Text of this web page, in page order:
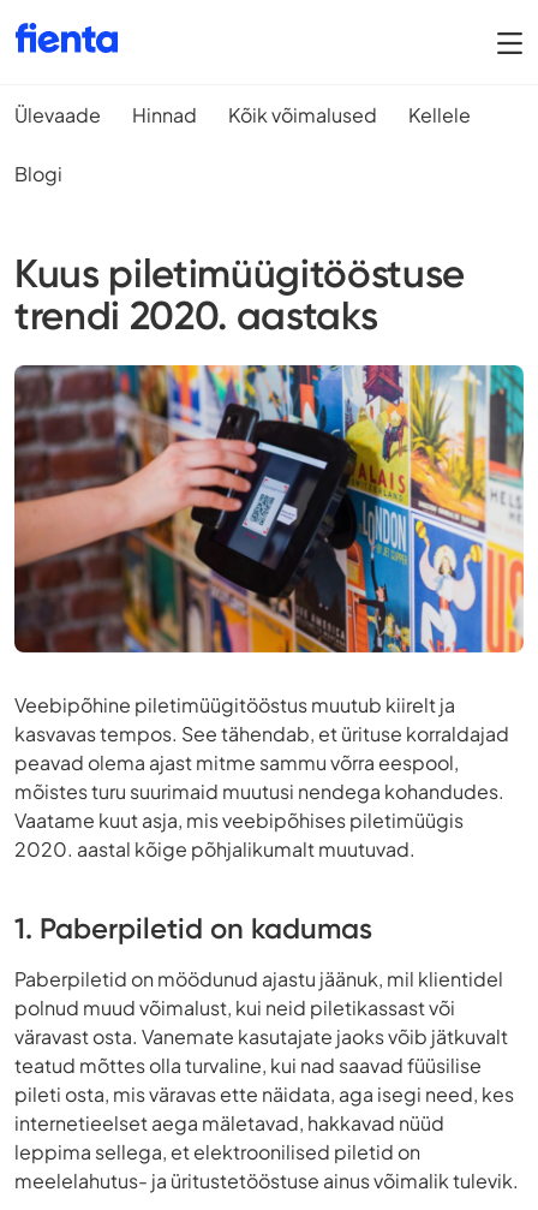
Ülevaade Hinnad Kõik võimalused Kellele
Blogi
Kuus piletimüügitööstuse
trendi 2020. aastaks
Veebipõhine piletimüügitööstus muutub kiirelt ja
kasvavas tempos. See tähendab, et ürituse korraldajad
peavad olema ajast mitme sammu võrra eespool,
mõistes turu suurimaid muutusi nendega kohandudes.
Vaatame kuut asja, mis veebipõhises piletimüügis
2020. aastal kõige põhjalikumalt muutuvad.
1. Paberpiletid on kadumas
Paberpiletid on möödunud ajastu jäänuk, mil klientidel
polnud muud võimalust, kui neid piletikassast või
väravast osta. Vanemate kasutajate jaoks võib jätkuvalt
teatud mõttes olla turvaline, kui nad saavad füüsilise
pileti osta, mis väravas ette näidata, aga isegi need, kes
internetieelset aega mäletavad, hakkavad nüüd
leppima sellega, et elektroonilised piletid on
meelelahutus- ja üritustetööstuse ainus võimalik tulevik.